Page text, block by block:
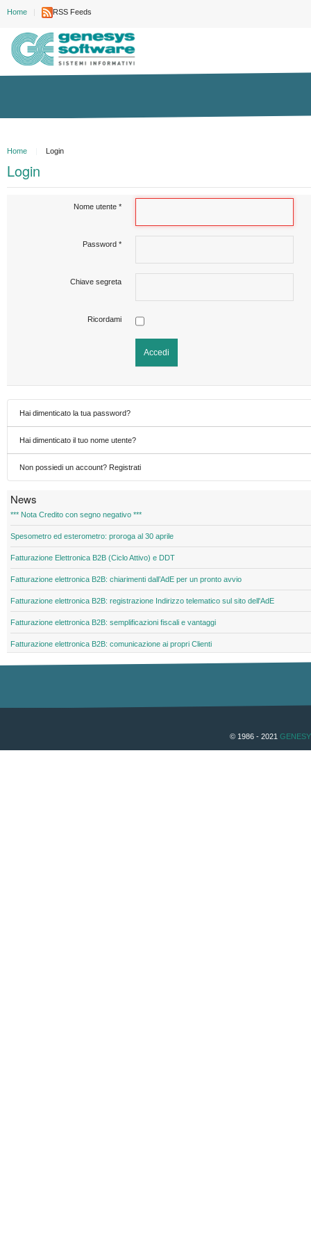
Home RSS Feeds
Home Login
Login
Nome utente *
Password *
Chiave segreta
Ricordami
Accedi
Hai dimenticato la tua password?
Hai dimenticato il tuo nome utente?
Non possiedi un account? Registrati
News
*** Nota Credito con segno negativo ***
Spesometro ed esterometro: proroga al 30 aprile
Fatturazione Elettronica B2B (Ciclo Attivo) e DDT
Fatturazione elettronica B2B: chiarimenti dall’AdE per un pronto avvio
Fatturazione elettronica B2B: registrazione Indirizzo telematico sul sito dell'AdE
Fatturazione elettronica B2B: semplificazioni fiscali e vantaggi
Fatturazione elettronica B2B: comunicazione ai propri Clienti
© 1986 - 2021